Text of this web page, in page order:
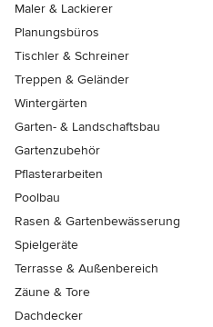
Maler & Lackierer
Planungsbüros
Tischler & Schreiner
Treppen & Geländer
Wintergärten
Garten- & Landschaftsbau
Gartenzubehör
Pflasterarbeiten
Poolbau
Rasen & Gartenbewässerung
Spielgeräte
Terrasse & Außenbereich
Zäune & Tore
Dachdecker